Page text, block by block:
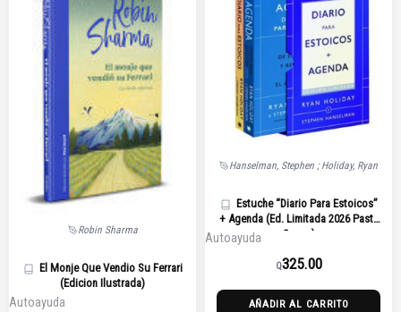
Robin Sharma
El Monje Que Vendio Su Ferrari
(Edicion Ilustrada)
Autoayuda
Hanselman, Stephen ; Holiday, Ryan
Estuche “Diario Para Estoicos”
+ Agenda (Ed. Limitada 2026 Pasta
Suave)
Autoayuda
Q325.00
AÑADIR AL CARRITO